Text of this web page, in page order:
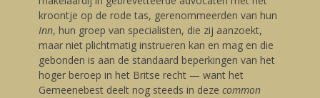
kroontje op de rode tas, gerenommeerden van hun
Inn, hun groep van specialisten, die zij aanzoekt,
maar niet plichtmatig instrueren kan en mag en die
gebonden is aan de standaard beperkingen van het
hoger beroep in het Britse recht — want het
Gemeenebest deelt nog steeds in deze common